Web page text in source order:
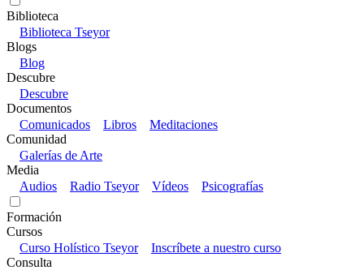
Biblioteca
Biblioteca Tseyor
Blogs
Blog
Descubre
Descubre
Documentos
Comunicados
Libros
Meditaciones
Comunidad
Galerías de Arte
Media
Audios
Radio Tseyor Vídeos Psicografías
Formación
Cursos
Curso Holístico Tseyor
Inscríbete a nuestro curso
Consulta